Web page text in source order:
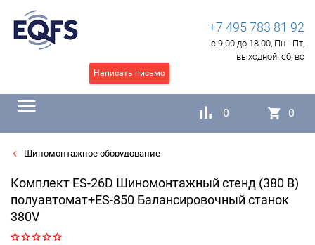
+7 495 783 81 92
с 9.00 до 18.00, Пн - Пт,
выходной: сб, вс
Написать письмо
0 0
Шиномонтажное оборудование
Комплект ES-26D Шиномонтажный стенд (380 В)
полуавтомат+ES-850 Балансировочный станок
380V